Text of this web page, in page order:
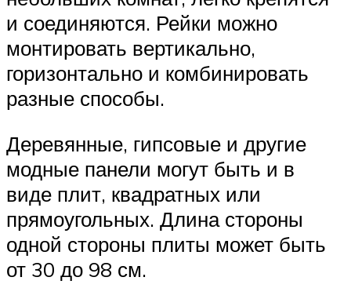
и соединяются. Рейки можно
монтировать вертикально,
горизонтально и комбинировать
разные способы.
Деревянные, гипсовые и другие
модные панели могут быть и в
виде плит, квадратных или
прямоугольных. Длина стороны
одной стороны плиты может быть
от 30 до 98 см.